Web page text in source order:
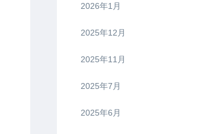
2026年1月
2025年12月
2025年11月
2025年7月
2025年6月